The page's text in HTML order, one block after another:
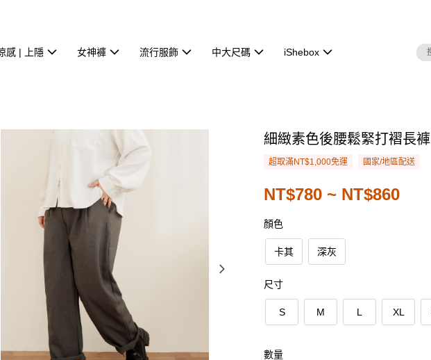
感 | 上隱 女神褲 流行服飾 中大尺碼 iShebox
細緻素色後腰鬆緊打褶長褲
超取滿NT$1,000免運 國家/地區配送
NT$780 ~ NT$860
顏色
卡其 深灰
尺寸
S M L XL
數量